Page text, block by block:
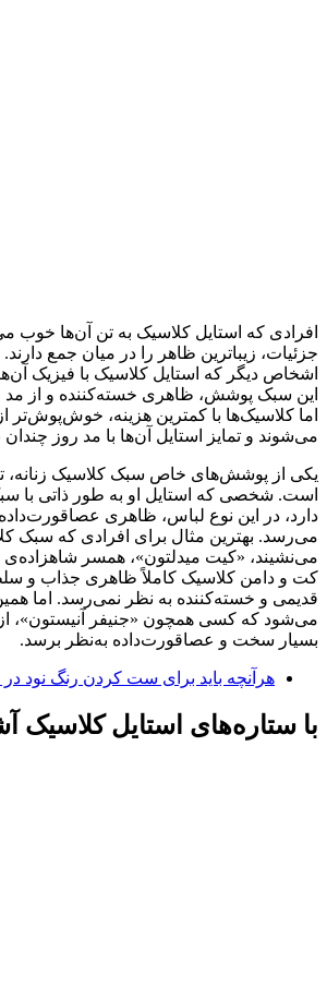
افرادی که استایل کلاسیک به تن آن‌ها خوب
جزئیات، زیباترین ظاهر را در میان جمع
اشخاص دیگر که استایل کلاسیک با فیزیک آن‌ها
این سبک پوشش، ظاهری خسته‌کننده و از مد
اما کلاسیک‌ها با کمترین هزینه، خوش‌پوش‌تر
می‌شوند و تمایز استایل آن‌ها با مد روز
یکی از پوشش‌های خاص سبک کلاسیک زنانه،
است. شخصی که استایل او به‌ طور ذاتی با
دارد، در این نوع لباس، ظاهری
می‌رسد. بهترین مثال برای افرادی که سبک
می‌نشیند، «کیت میدلتون»، همسر شاهزاده‌ی
کت و دامن کلاسیک کاملاً ظاهری جذاب و
قدیمی و خسته‌کننده به نظر نمی‌رسد. اما
می‌شود که کسی همچون «جنیفر آنیستون»، از
بسیار سخت و عصا‌قورت‌داده به‌نظر برسد.
هرآنچه باید برای ست کردن رنگ نود در
با ستاره‌های استایل کلاسیک